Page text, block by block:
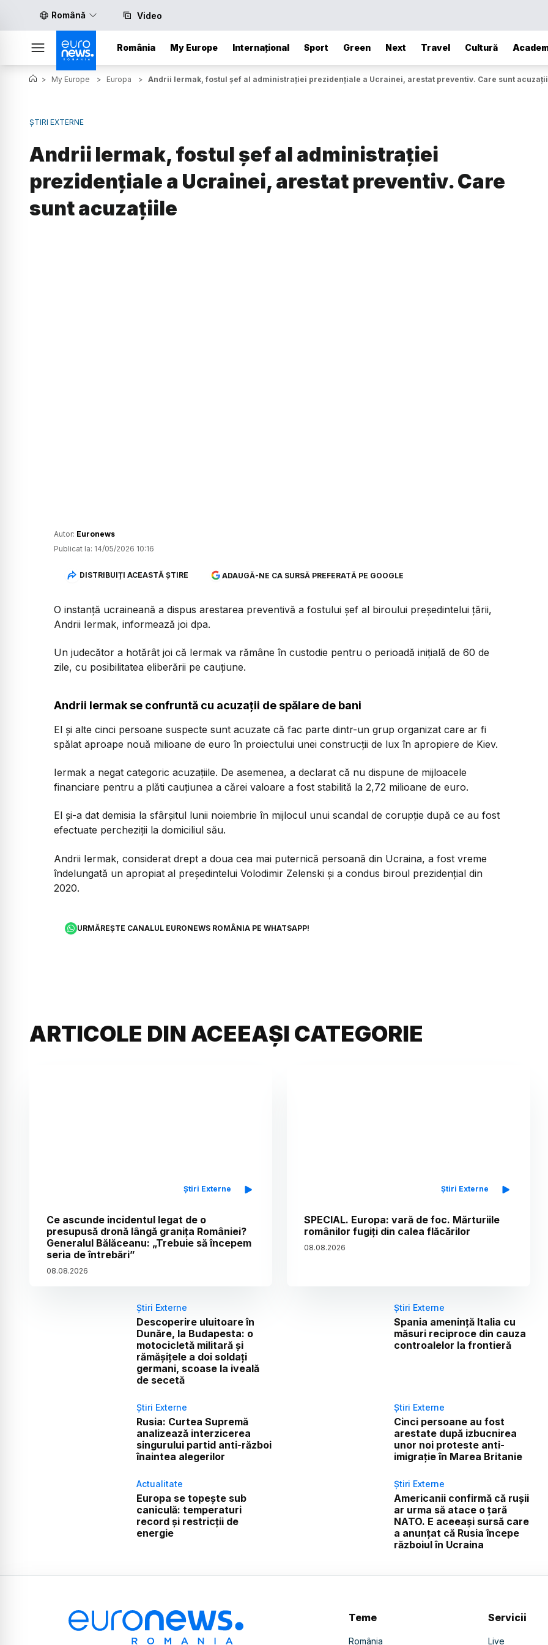
Română Video
România My Europe Internațional Sport Green Next Travel Cultură
> My Europe > Europa > Andrii Iermak, fostul șef al administrației prezidențiale a Ucrainei, arestat preventiv. Care sunt
ȘTIRI EXTERNE
Andrii Iermak, fostul șef al administrației
prezidențiale a Ucrainei, arestat preventiv. Care
sunt acuzațiile
Autor: Euronews
Publicat la: 14/05/2026 10:16
DISTRIBUIȚI ACEASTĂ ȘTIRE ADAUGĂ-NE CA SURSĂ PREFERATĂ PE GOOGLE
O instanță ucraineană a dispus arestarea preventivă a fostului șef al biroului președintelui țării,
Andrii Iermak, informează joi dpa.
Un judecător a hotărât joi că Iermak va rămâne în custodie pentru o perioadă inițială de 60 de
zile, cu posibilitatea eliberării pe cauțiune.
Andrii Iermak se confruntă cu acuzații de spălare de bani
El și alte cinci persoane suspecte sunt acuzate că fac parte dintr-un grup organizat care ar fi
spălat aproape nouă milioane de euro în proiectului unei construcții de lux în apropiere de Kiev.
Iermak a negat categoric acuzațiile. De asemenea, a declarat că nu dispune de mijloacele
financiare pentru a plăti cauțiunea a cărei valoare a fost stabilită la 2,72 milioane de euro.
El și-a dat demisia la sfârșitul lunii noiembrie în mijlocul unui scandal de corupție după ce au fost
efectuate percheziții la domiciliul său.
Andrii Iermak, considerat drept a doua cea mai puternică persoană din Ucraina, a fost vreme
îndelungată un apropiat al președintelui Volodimir Zelenski și a condus biroul prezidențial din
2020.
URMĂREȘTE CANALUL EURONEWS ROMÂNIA PE WHATSAPP!
ARTICOLE DIN ACEEAȘI CATEGORIE
Știri Externe
Ce ascunde incidentul legat de o
presupusă dronă lângă granița României?
Generalul Bălăceanu: „Trebuie să începem
seria de întrebări”
08.08.2026
Știri Externe
SPECIAL. Europa: vară de foc. Mărturiile
românilor fugiți din calea flăcărilor
08.08.2026
Știri Externe
Descoperire uluitoare în
Dunăre, la Budapesta: o
motocicletă militară și
rămășițele a doi soldați
germani, scoase la iveală
de secetă
Știri Externe
Spania amenință Italia cu
măsuri reciproce din cauza
controalelor la frontieră
Știri Externe
Rusia: Curtea Supremă
analizează interzicerea
singurului partid anti-război
înaintea alegerilor
Știri Externe
Cinci persoane au fost
arestate după izbucnirea
unor noi proteste anti-
imigrație în Marea Britanie
Actualitate
Europa se topește sub
caniculă: temperaturi
record și restricții de
energie
Știri Externe
Americanii confirmă că rușii
ar urma să atace o țară
NATO. E aceeași sursă care
a anunțat că Rusia începe
războiul în Ucraina
Teme
România
Servicii
Live